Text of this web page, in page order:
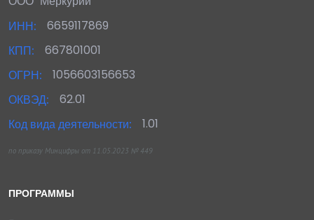
ИНН:
6659117869
КПП:
667801001
ОГРН:
1056603156653
ОКВЭД:
62.01
Код вида деятельности:
1.01
по приказу Минцифры от 11.05.2023 № 449
ПРОГРАММЫ